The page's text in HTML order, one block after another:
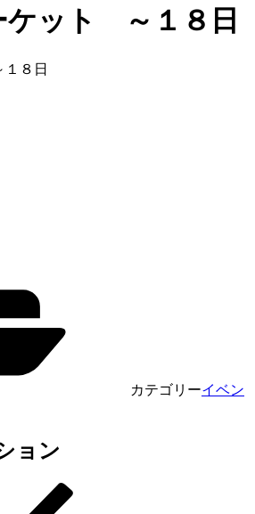
ケット ～１８日
８日
カテゴリーイベン
ョン